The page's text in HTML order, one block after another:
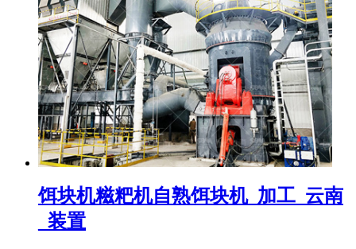
饵块机糍粑机自熟饵块机_加工_云南
_装置